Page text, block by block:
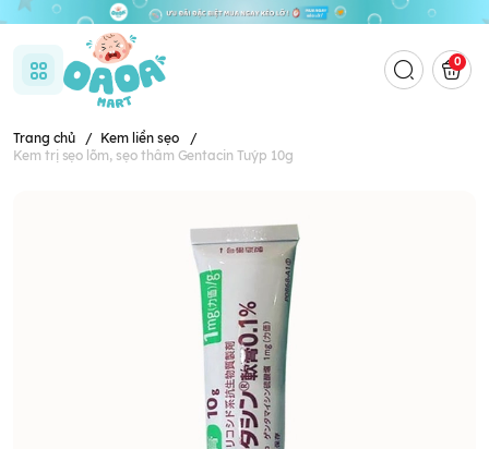
0
Trang chủ / Kem liền sẹo
/
Kem trị sẹo lõm, sẹo thâm Gentacin Tuýp 10g